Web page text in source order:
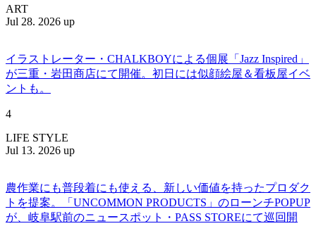
ART
Jul 28. 2026 up
イラストレーター・CHALKBOYによる個展「Jazz Inspired」
が三重・岩田商店にて開催。初日には似顔絵屋＆看板屋イベ
ントも。
4
LIFE STYLE
Jul 13. 2026 up
農作業にも普段着にも使える、新しい価値を持ったプロダク
トを提案。「UNCOMMON PRODUCTS」のローンチPOPUP
が、岐阜駅前のニュースポット・PASS STOREにて巡回開